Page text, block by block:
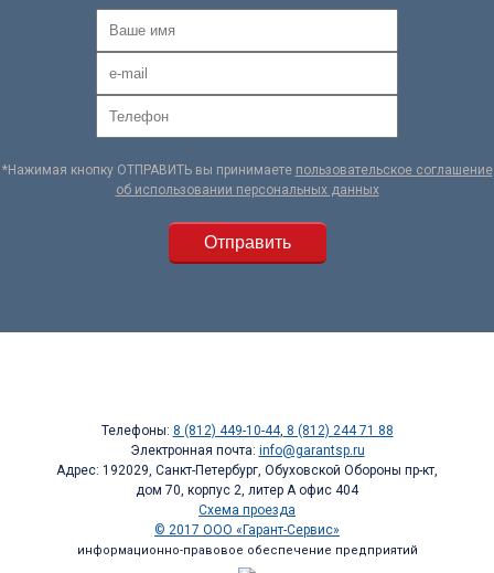
*Нажимая кнопку ОТПРАВИТЬ вы принимаете пользовательское соглашение
об использовании персональных данных
Телефоны: 8 (812) 449-10-44, 8 (812) 244 71 88
Электронная почта: info@garantsp.ru
Адрес: 192029, Санкт-Петербург, Обуховской Обороны пр-кт,
дом 70, корпус 2, литер А офис 404
Схема проезда
© 2017 ООО «Гарант-Сервис»
информационно-правовое обеспечение предприятий